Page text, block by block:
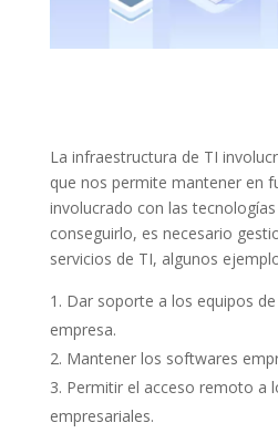
La infraestructura de TI
que nos permite mantener en
involucrado con las
conseguirlo, es necesario
servicios de TI, algunos
Dar soporte a los equipos
empresa.
Mantener los softwares
Permitir el acceso remoto a
empresariales.